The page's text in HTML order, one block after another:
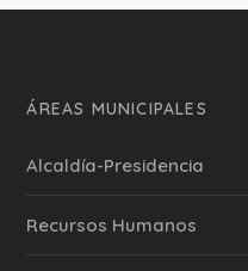
ÁREAS MUNICIPALES
Alcaldía-Presidencia
Recursos Humanos